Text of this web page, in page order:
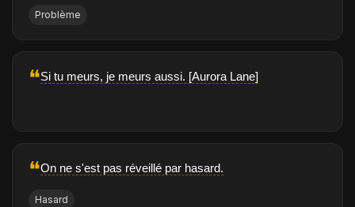
Problème
❝Si tu meurs, je meurs aussi. [Aurora Lane]
❝On ne s'est pas réveillé par hasard.
Hasard